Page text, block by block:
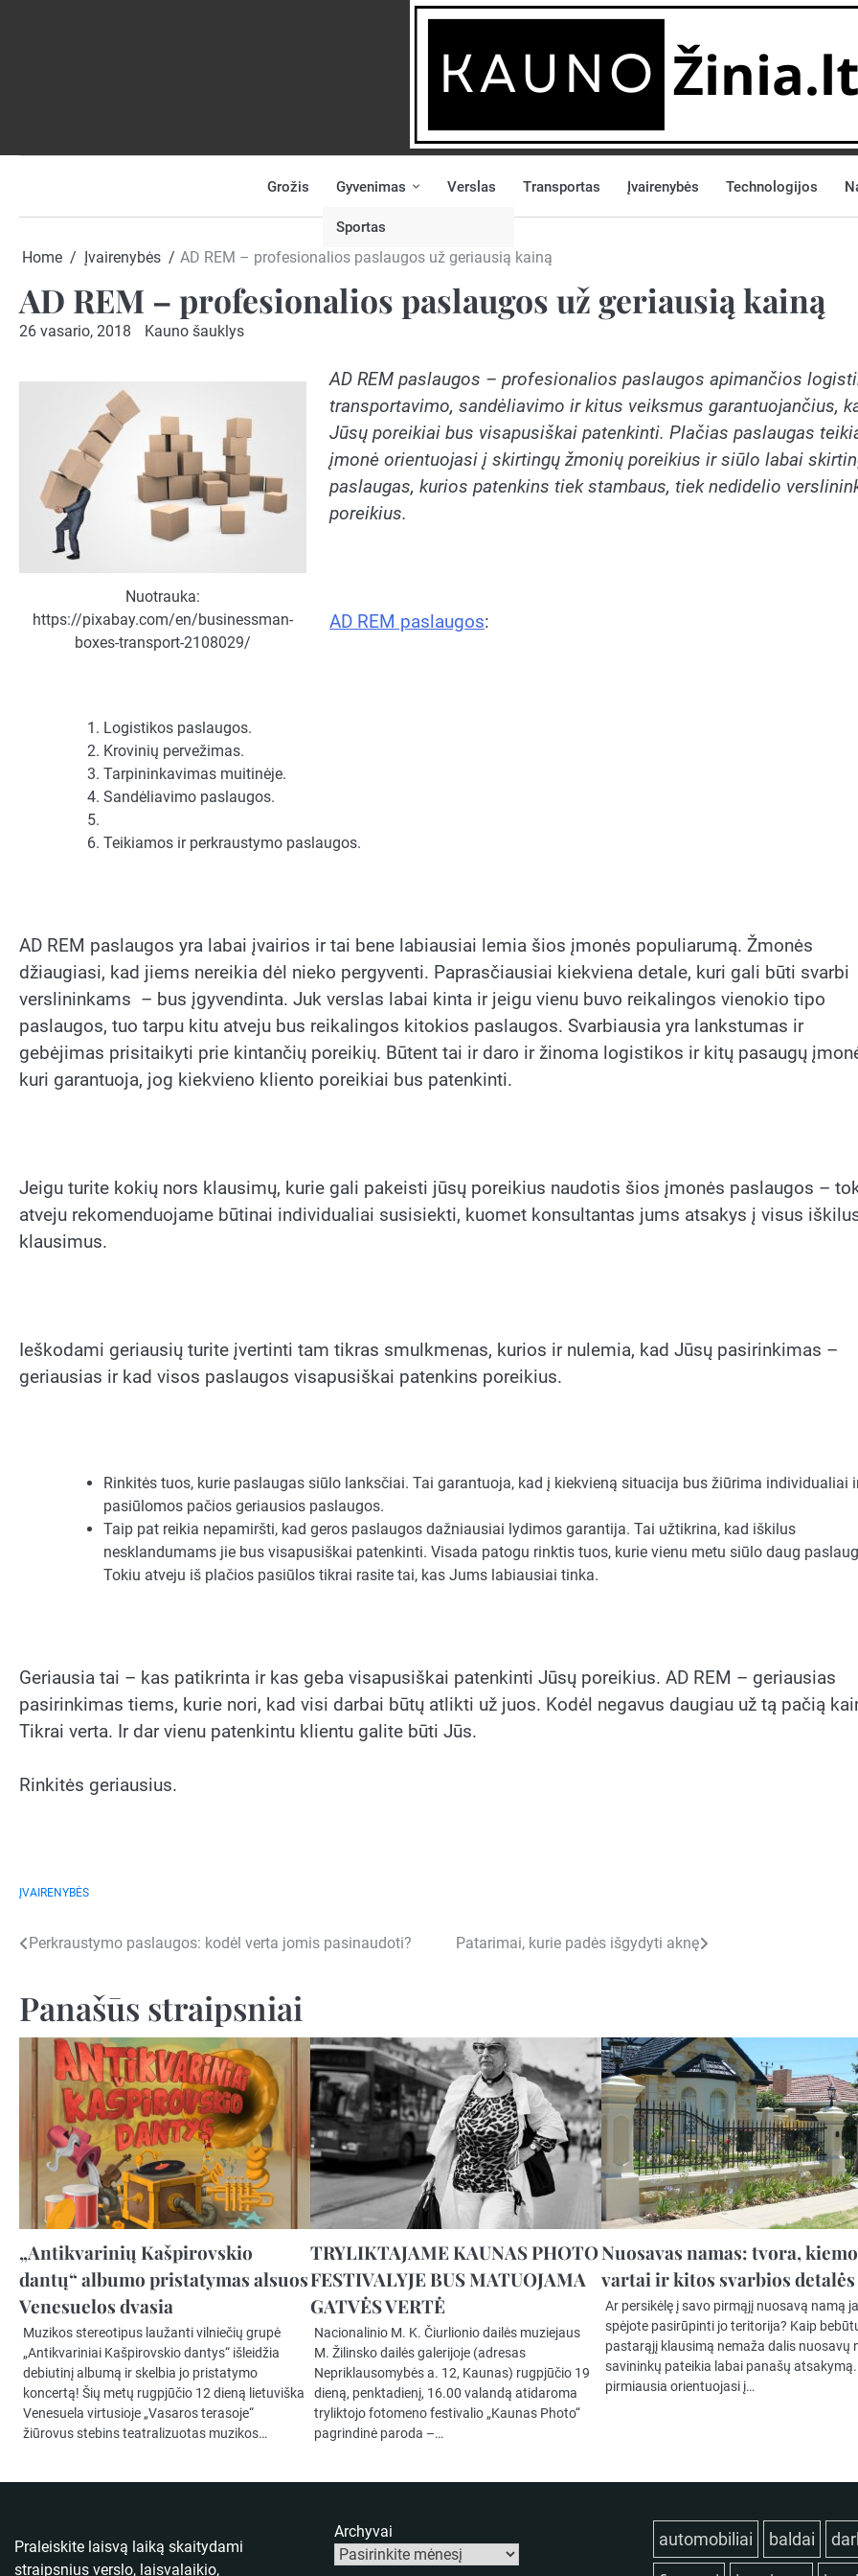
NAUJIENĄ
Grožis Gyvenimas
Sportas
Verslas Transportas Įvairenybės Technologijos
Home Įvairenybės AD REM – profesionalios paslaugos už geriausią kainą
AD REM – profesionalios paslaugos už geriausią kainą
26 vasario, 2018 Kauno šauklys
Nuotrauka:
https://pixabay.com/en/businessman-
boxes-transport-2108029/
AD REM paslaugos – profesionalios paslaugos apimančios
transportavimo, sandėliavimo ir kitus veiksmus garantuojančius,
Jūsų poreikiai bus visapusiškai patenkinti. Plačias paslaugas
įmonė orientuojasi į skirtingų žmonių poreikius ir siūlo labai
paslaugas, kurios patenkins tiek stambaus, tiek nedidelio
poreikius.
AD REM paslaugos:
Logistikos paslaugos.
Krovinių pervežimas.
Tarpininkavimas muitinėje.
Sandėliavimo paslaugos.
Teikiamos ir perkraustymo paslaugos.
AD REM paslaugos yra labai įvairios ir tai bene labiausiai lemia šios įmonės populiarumą. Žmonės
džiaugiasi, kad jiems nereikia dėl nieko pergyventi. Paprasčiausiai kiekviena detale, kuri gali būti svarbi
verslininkams – bus įgyvendinta. Juk verslas labai kinta ir jeigu vienu buvo reikalingos vienokio tipo
paslaugos, tuo tarpu kitu atveju bus reikalingos kitokios paslaugos. Svarbiausia yra lankstumas ir
gebėjimas prisitaikyti prie kintančių poreikių. Būtent tai ir daro ir žinoma logistikos ir kitų pasaugų
kuri garantuoja, jog kiekvieno kliento poreikiai bus patenkinti.
Jeigu turite kokių nors klausimų, kurie gali pakeisti jūsų poreikius naudotis šios įmonės paslaugos –
atveju rekomenduojame būtinai individualiai susisiekti, kuomet konsultantas jums atsakys į visus
klausimus.
Ieškodami geriausių turite įvertinti tam tikras smulkmenas, kurios ir nulemia, kad Jūsų pasirinkimas –
geriausias ir kad visos paslaugos visapusiškai patenkins poreikius.
Rinkitės tuos, kurie paslaugas siūlo lanksčiai. Tai garantuoja, kad į kiekvieną situacija bus žiūrima individualiai
pasiūlomos pačios geriausios paslaugos.
Taip pat reikia nepamiršti, kad geros paslaugos dažniausiai lydimos garantija. Tai užtikrina, kad iškilus
nesklandumams jie bus visapusiškai patenkinti. Visada patogu rinktis tuos, kurie vienu metu siūlo daug
Tokiu atveju iš plačios pasiūlos tikrai rasite tai, kas Jums labiausiai tinka.
Geriausia tai – kas patikrinta ir kas geba visapusiškai patenkinti Jūsų poreikius. AD REM – geriausias
pasirinkimas tiems, kurie nori, kad visi darbai būtų atlikti už juos. Kodėl negavus daugiau už tą pačią
Tikrai verta. Ir dar vienu patenkintu klientu galite būti Jūs.
Rinkitės geriausius.
ĮVAIRENYBĖS
Navigacija
įrašų
Perkraustymo paslaugos: kodėl verta jomis pasinaudoti? Patarimai, kurie padės išgydyti aknę
Panašūs straipsniai
„Antikvarinių Kašpirovskio
dantų“ albumo pristatymas alsuos
Venesuelos dvasia
Muzikos stereotipus laužanti vilniečių grupė
„Antikvariniai Kašpirovskio dantys“ išleidžia
debiutinį albumą ir skelbia jo pristatymo
koncertą! Šių metų rugpjūčio 12 dieną lietuviška
Venesuela virtusioje „Vasaros terasoje“
žiūrovus stebins teatralizuotas muzikos…
TRYLIKTAJAME KAUNAS PHOTO
FESTIVALYJE BUS MATUOJAMA
GATVĖS VERTĖ
Nacionalinio M. K. Čiurlionio dailės muziejaus
M. Žilinsko dailės galerijoje (adresas
Nepriklausomybės a. 12, Kaunas) rugpjūčio 19
dieną, penktadienį, 16.00 valandą atidaroma
tryliktojo fotomeno festivalio „Kaunas Photo“
pagrindinė paroda –…
Nuosavas namas: tvora, kiemo
vartai ir kitos svarbios detalės
Ar persikėlę į savo pirmąjį nuosavą namą
spėjote pasirūpinti jo teritorija? Kaip
pastarąjį klausimą nemaža dalis nuosavų
savininkų pateikia labai panašų
pirmiausia orientuojasi į…
Praleiskite laisvą laiką skaitydami
straipsnius verslo, laisvalaikio,
Archyvai automobiliai baldai